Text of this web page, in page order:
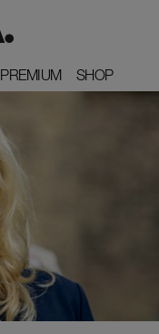
PREMIUM
PREMIUM SHOP
SHOP